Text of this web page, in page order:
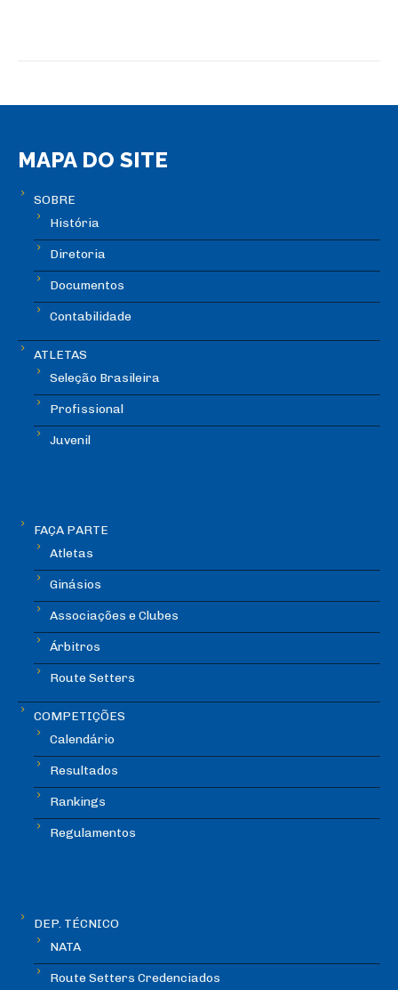
MAPA DO SITE
SOBRE
História
Diretoria
Documentos
Contabilidade
ATLETAS
Seleção Brasileira
Profissional
Juvenil
FAÇA PARTE
Atletas
Ginásios
Associações e Clubes
Árbitros
Route Setters
COMPETIÇÕES
Calendário
Resultados
Rankings
Regulamentos
DEP. TÉCNICO
NATA
Route Setters Credenciados